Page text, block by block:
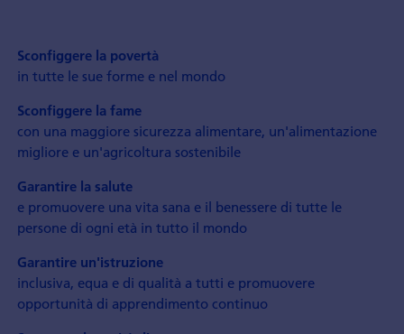
Sconfiggere la povertà
in tutte le sue forme e nel mondo
Sconfiggere la fame
con una maggiore sicurezza alimentare, un'alimentazione
migliore e un'agricoltura sostenibile
Garantire la salute
e promuovere una vita sana e il benessere di tutte le
persone di ogni età in tutto il mondo
Garantire un'istruzione
inclusiva, equa e di qualità a tutti e promuovere
opportunità di apprendimento continuo